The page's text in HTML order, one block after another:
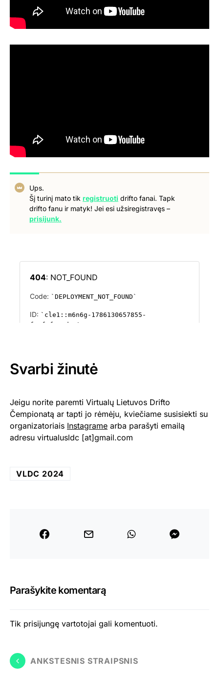
Ups.
Šį turinį mato tik registruoti drifto fanai. Tapk
drifto fanu ir matyk! Jei esi užsiregistravęs –
prisijunk.
Svarbi žinutė
Jeigu norite paremti Virtualų Lietuvos Drifto
Čempionatą ar tapti jo rėmėju, kviečiame susisiekti su
organizatoriais Instagrame arba parašyti emailą
adresu virtualusldc [at]gmail.com
VLDC 2024
Parašykite komentarą
Tik prisijungę vartotojai gali komentuoti.
ANKSTESNIS STRAIPSNIS